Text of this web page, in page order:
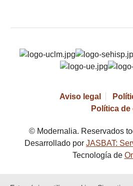
Aviso legal
Política
© Modernalia. Reservados
Desarrollado por JASBAT:
Tecnología de